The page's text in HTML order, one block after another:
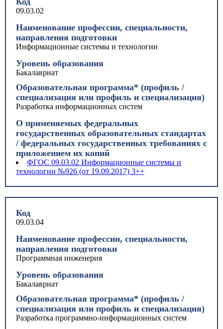
09.03.02
Наименование профессии, специальности,
направления подготовки
Информационные системы и технологии
Уровень образования
Бакалавриат
Образовательная программа* (профиль /
специализация или профиль и специализация)
Разработка информационных систем
О применяемых федеральных
государственных образовательных стандартах
/ федеральных государственных требованиях с
приложением их копий
ФГОС 09.03.02 Информационные системы и
технологии №926 (от 19.09.2017) 3++
Код
09.03.04
Наименование профессии, специальности,
направления подготовки
Программная инженерия
Уровень образования
Бакалавриат
Образовательная программа* (профиль /
специализация или профиль и специализация)
Разработка программно-информационных систем